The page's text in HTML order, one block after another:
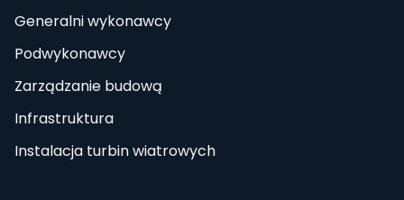
Generalni wykonawcy
Podwykonawcy
Zarządzanie budową
Infrastruktura
Instalacja turbin wiatrowych